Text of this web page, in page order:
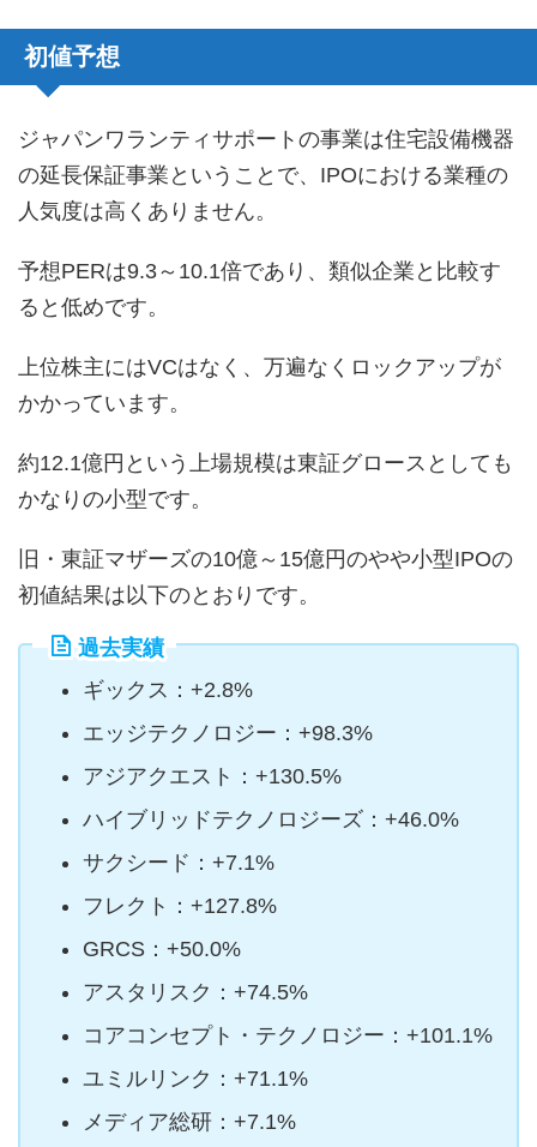
初値予想
ジャパンワランティサポートの事業は住宅設備機器
の延長保証事業ということで、IPOにおける業種の
人気度は高くありません。
予想PERは9.3～10.1倍であり、類似企業と比較す
ると低めです。
上位株主にはVCはなく、万遍なくロックアップが
かかっています。
約12.1億円という上場規模は東証グロースとしても
かなりの小型です。
旧・東証マザーズの10億～15億円のやや小型IPOの
初値結果は以下のとおりです。
過去実績
ギックス：+2.8%
エッジテクノロジー：+98.3%
アジアクエスト：+130.5%
ハイブリッドテクノロジーズ：+46.0%
サクシード：+7.1%
フレクト：+127.8%
GRCS：+50.0%
アスタリスク：+74.5%
コアコンセプト・テクノロジー：+101.1%
ユミルリンク：+71.1%
メディア総研：+7.1%